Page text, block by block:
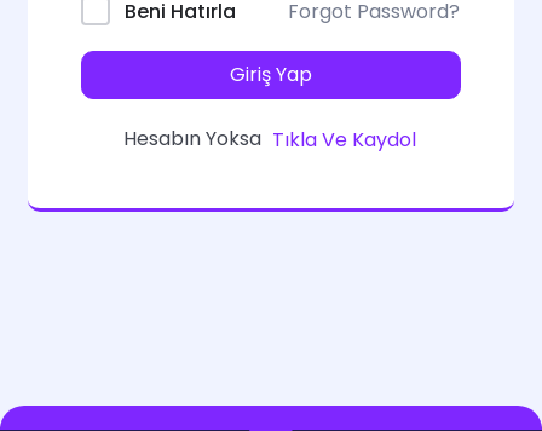
Beni Hatırla Forgot Password?
Giriş Yap
Hesabın Yoksa Tıkla Ve Kaydol